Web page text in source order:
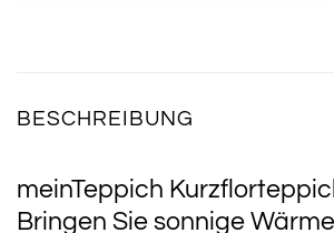
BESCHREIBUNG
meinTeppich
Bringen Sie sonnige